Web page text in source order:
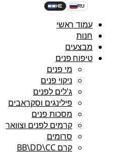
HE RU
עמוד ראשי
חנות
מבצעים
טיפוח פנים
מי פנים
ניקוי פנים
ג'לים לפנים
פילינגים וסקראבים
מסכות פנים
קרמים לפנים וצוואר
סרומים
קרם BB\DD\CC